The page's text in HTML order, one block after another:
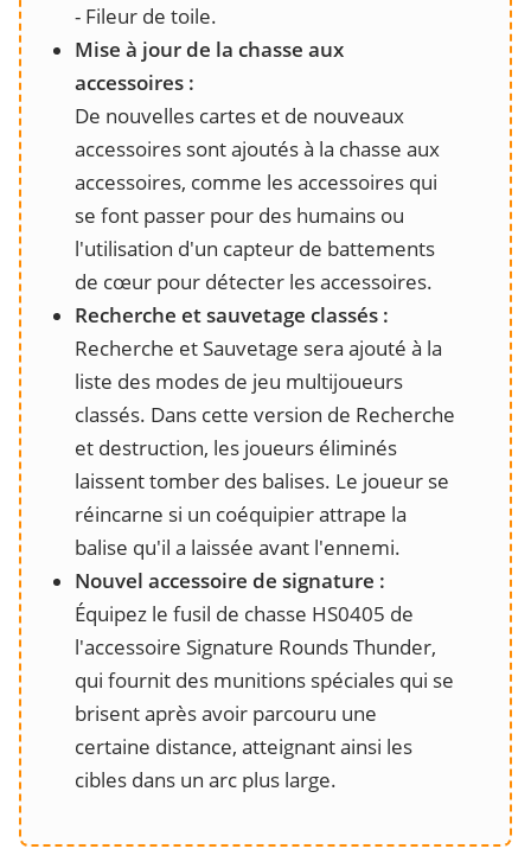
- Fileur de toile.
Mise à jour de la chasse aux
accessoires :
De nouvelles cartes et de nouveaux
accessoires sont ajoutés à la chasse aux
accessoires, comme les accessoires qui
se font passer pour des humains ou
l'utilisation d'un capteur de battements
de cœur pour détecter les accessoires.
Recherche et sauvetage classés :
Recherche et Sauvetage sera ajouté à la
liste des modes de jeu multijoueurs
classés. Dans cette version de Recherche
et destruction, les joueurs éliminés
laissent tomber des balises. Le joueur se
réincarne si un coéquipier attrape la
balise qu'il a laissée avant l'ennemi.
Nouvel accessoire de signature :
Équipez le fusil de chasse HS0405 de
l'accessoire Signature Rounds Thunder,
qui fournit des munitions spéciales qui se
brisent après avoir parcouru une
certaine distance, atteignant ainsi les
cibles dans un arc plus large.